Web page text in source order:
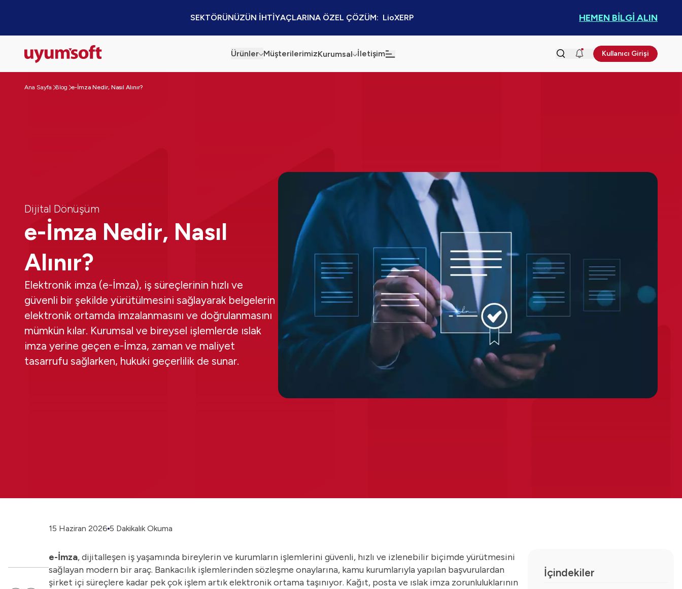
SEKTÖRÜNÜZÜN İHTİYAÇLARINA ÖZEL ÇÖZÜM:  LioXERP HEMEN BİLGİ ALIN
Ürünler MüşterilerimizKurumsal
Bilgi Toplumu Hizmetleri
İletişim
Sektörel Çözümler
Kullanıcı Girişi
Ana Sayfa Blog e-İmza Nedir, Nasıl Alınır?
Dijital Dönüşüm
e-İmza Nedir, Nasıl
Alınır?
Elektronik imza (e-İmza), iş süreçlerinin hızlı ve
güvenli bir şekilde yürütülmesini sağlayarak belgelerin
elektronik ortamda imzalanmasını ve doğrulanmasını
mümkün kılar. Kurumsal ve bireysel işlemlerde ıslak
imza yerine geçen e-İmza, zaman ve maliyet
tasarrufu sağlarken, hukuki geçerlilik de sunar.
15 Haziran 2026 5 Dakikalık Okuma
e-İmza, dijitalleşen iş yaşamında bireylerin ve kurumların işlemlerini güvenli, hızlı ve izlenebilir biçimde yürütmesini
sağlayan modern bir araç. Bankacılık işlemlerinden sözleşme onaylarına, kamu kurumlarıyla yapılan başvurulardan
şirket içi süreçlere kadar pek çok işlem artık elektronik ortama taşınıyor. Kağıt, posta ve ıslak imza zorunluluklarının
İçindekiler